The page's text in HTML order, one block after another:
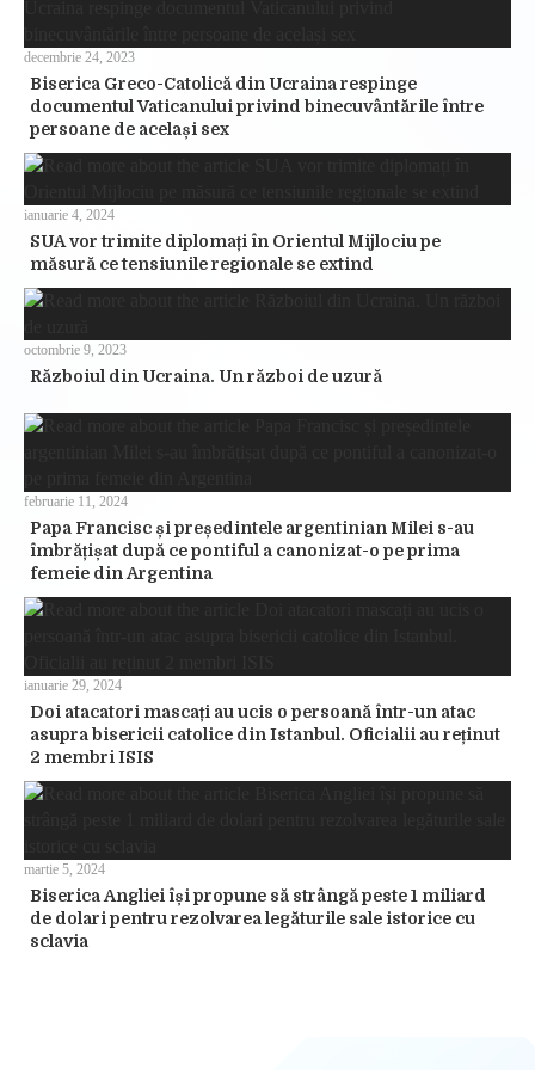
Biserica Greco-Catolică din Ucraina respinge
documentul Vaticanului privind binecuvântările între
persoane de același sex
decembrie 24, 2023
SUA vor trimite diplomați în Orientul Mijlociu pe
măsură ce tensiunile regionale se extind
ianuarie 4, 2024
Războiul din Ucraina. Un război de uzură
octombrie 9, 2023
Papa Francisc și președintele argentinian Milei s-au
îmbrățișat după ce pontiful a canonizat-o pe prima
femeie din Argentina
februarie 11, 2024
Doi atacatori mascați au ucis o persoană într-un atac
asupra bisericii catolice din Istanbul. Oficialii au reținut
2 membri ISIS
ianuarie 29, 2024
Biserica Angliei își propune să strângă peste 1 miliard
de dolari pentru rezolvarea legăturile sale istorice cu
sclavia
martie 5, 2024